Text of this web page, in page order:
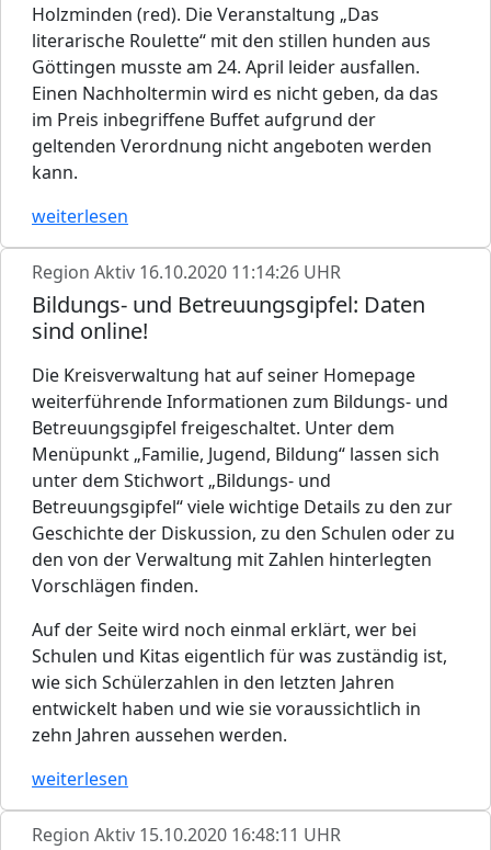
Holzminden (red). Die Veranstaltung „Das
literarische Roulette“ mit den stillen hunden aus
Göttingen musste am 24. April leider ausfallen.
Einen Nachholtermin wird es nicht geben, da das
im Preis inbegriffene Buffet aufgrund der
geltenden Verordnung nicht angeboten werden
kann.
weiterlesen
Region Aktiv 16.10.2020 11:14:26 UHR
Bildungs- und Betreuungsgipfel: Daten
sind online!
Die Kreisverwaltung hat auf seiner Homepage
weiterführende Informationen zum Bildungs- und
Betreuungsgipfel freigeschaltet. Unter dem
Menüpunkt „Familie, Jugend, Bildung“ lassen sich
unter dem Stichwort „Bildungs- und
Betreuungsgipfel“ viele wichtige Details zu den zur
Geschichte der Diskussion, zu den Schulen oder zu
den von der Verwaltung mit Zahlen hinterlegten
Vorschlägen finden.
Auf der Seite wird noch einmal erklärt, wer bei
Schulen und Kitas eigentlich für was zuständig ist,
wie sich Schülerzahlen in den letzten Jahren
entwickelt haben und wie sie voraussichtlich in
zehn Jahren aussehen werden.
weiterlesen
Region Aktiv 15.10.2020 16:48:11 UHR